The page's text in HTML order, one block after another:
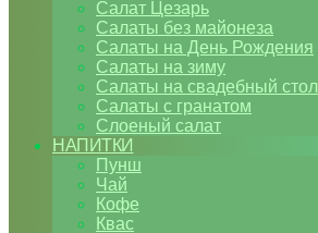
Салат Цезарь
Салаты без майонеза
Салаты на День Рождения
Салаты на зиму
Салаты на свадебный стол
Салаты с гранатом
Слоеный салат
НАПИТКИ
Пунш
Чай
Кофе
Квас